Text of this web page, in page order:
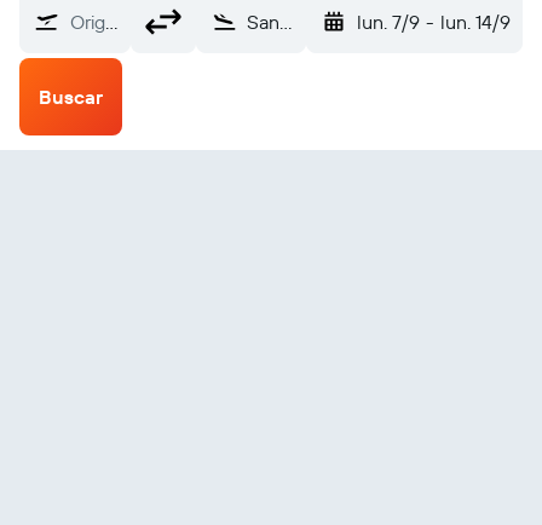
Origen Santa Cruz de La Palma (SPC) lun. 7/9 - lun. 14/9
Buscar